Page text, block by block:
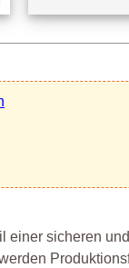
einer sicheren